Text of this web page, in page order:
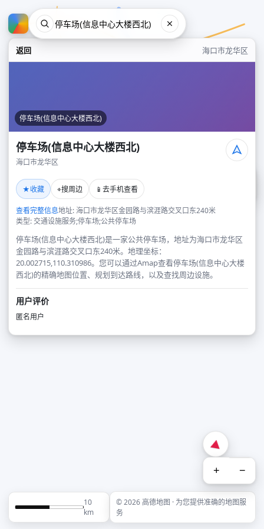
返回 海口市龙华区
停车场(信息中心大楼西北)
停车场(信息中心大楼西北)
海口市龙华区
★收藏 ⌖搜周边 📱 去手机查看
查看完整信息地址: 海口市龙华区金园路与滨涯路交叉口东240米
类型: 交通设施服务;停车场;公共停车场
停车场(信息中心大楼西北)是一家公共停车场，地址为海口市龙华区
金园路与滨涯路交叉口东240米。地理坐标：
20.002715,110.310986。您可以通过Amap查看停车场(信息中心大楼
西北)的精确地图位置、规划到达路线，以及查找周边设施。
用户评价
匿名用户
+ −
10
km
© 2026 高德地图 · 为您提供准确的地图服
务